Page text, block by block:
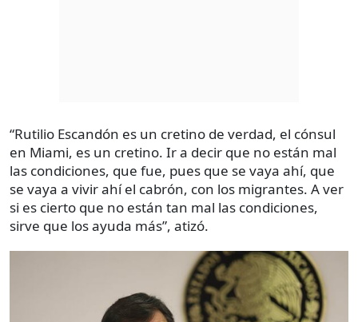
“Rutilio Escandón es un cretino de verdad, el cónsul
en Miami, es un cretino. Ir a decir que no están mal
las condiciones, que fue, pues que se vaya ahí, que
se vaya a vivir ahí el cabrón, con los migrantes. A ver
si es cierto que no están tan mal las condiciones,
sirve que los ayuda más”, atizó.